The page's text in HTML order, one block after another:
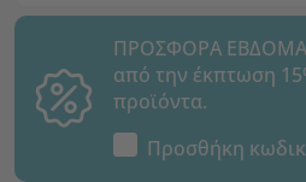
ΠΡΟΣΦΟΡΑ
από την έκπτωση
προϊόντα.
Προσθήκη